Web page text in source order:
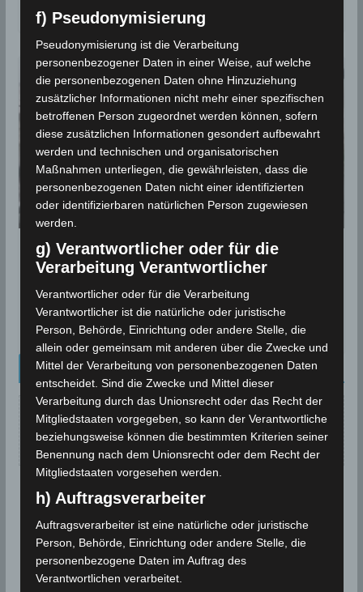
Warnung vor Gewitter, Sturm,
Starkregen und Hagel am Sonntag,
den 27.10.2019
26. Oktober 2019
Kalenderblatt Neu
Keine Beiträge für dieses Datum gefunden.
f) Pseudonymisierung
Pseudonymisierung ist die Verarbeitung
personenbezogener Daten in einer Weise, auf welche
die personenbezogenen Daten ohne Hinzuziehung
zusätzlicher Informationen nicht mehr einer spezifischen
betroffenen Person zugeordnet werden können, sofern
diese zusätzlichen Informationen gesondert aufbewahrt
werden und technischen und organisatorischen
Maßnahmen unterliegen, die gewährleisten, dass die
personenbezogenen Daten nicht einer identifizierten
oder identifizierbaren natürlichen Person zugewiesen
werden.
g) Verantwortlicher oder für die
Verarbeitung Verantwortlicher
Verantwortlicher oder für die Verarbeitung
Verantwortlicher ist die natürliche oder juristische
Person, Behörde, Einrichtung oder andere Stelle, die
allein oder gemeinsam mit anderen über die Zwecke und
Mittel der Verarbeitung von personenbezogenen Daten
entscheidet. Sind die Zwecke und Mittel dieser
Verarbeitung durch das Unionsrecht oder das Recht der
Mitgliedstaaten vorgegeben, so kann der Verantwortliche
beziehungsweise können die bestimmten Kriterien seiner
Benennung nach dem Unionsrecht oder dem Recht der
Mitgliedstaaten vorgesehen werden.
h) Auftragsverarbeiter
Auftragsverarbeiter ist eine natürliche oder juristische
Person, Behörde, Einrichtung oder andere Stelle, die
personenbezogene Daten im Auftrag des
Verantwortlichen verarbeitet.